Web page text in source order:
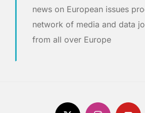
news on European issues
network of media and data
from all over Europe